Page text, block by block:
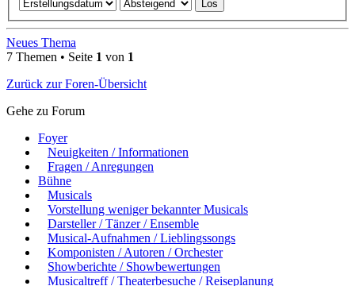
Neues Thema
7 Themen • Seite 1 von 1
Zurück zur Foren-Übersicht
Gehe zu Forum
Foyer
Neuigkeiten / Informationen
Fragen / Anregungen
Bühne
Musicals
Vorstellung weniger bekannter Musicals
Darsteller / Tänzer / Ensemble
Musical-Aufnahmen / Lieblingssongs
Komponisten / Autoren / Orchester
Showberichte / Showbewertungen
Musicaltreff / Theaterbesuche / Reiseplanung